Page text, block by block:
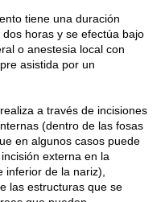
tiene una duración
horas y se efectúa bajo
o anestesia local con
asistida por un
a través de incisiones
(dentro de las fosas
en algunos casos puede
externa en la
inferior de la nariz),
las estructuras que se